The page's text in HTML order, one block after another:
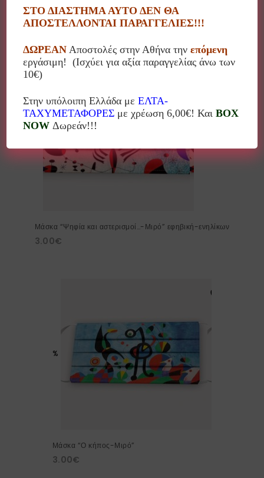
Μάσκα “Το όμορφο πουλί – Μιρό” εφηβική-ενηλίκων
3.00€
Μάσκα “Ψηφία και αστερισμοί…-Μιρό” εφηβική-ενηλίκων
3.00€
%
Μάσκα “Ο κήπος-Μιρό”
3.00€
ΣΤΟ ΔΙΑΣΤΗΜΑ ΑΥΤΟ ΔΕΝ ΘΑ
ΑΠΟΣΤΕΛΛΟΝΤΑΙ ΠΑΡΑΓΓΕΛΙΕΣ!!!
ΔΩΡΕΑΝ Αποστολές στην Αθήνα τηνεπόμενη
εργάσιμη! (Ισχύει για αξία παραγγελίας άνω των
10€)
Στην υπόλοιπη Ελλάδα μεΕΛΤΑ-
ΤΑΧΥΜΕΤΑΦΟΡΕΣ με χρέωση 6,00€! ΚαιBOX
NOW Δωρεάν!!!